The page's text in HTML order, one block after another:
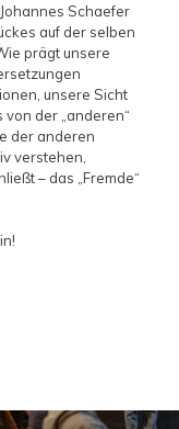
Schaefer
auf der selben
prägt unsere
unsere Sicht
der „anderen“
der anderen
verstehen,
– das „Fremde“